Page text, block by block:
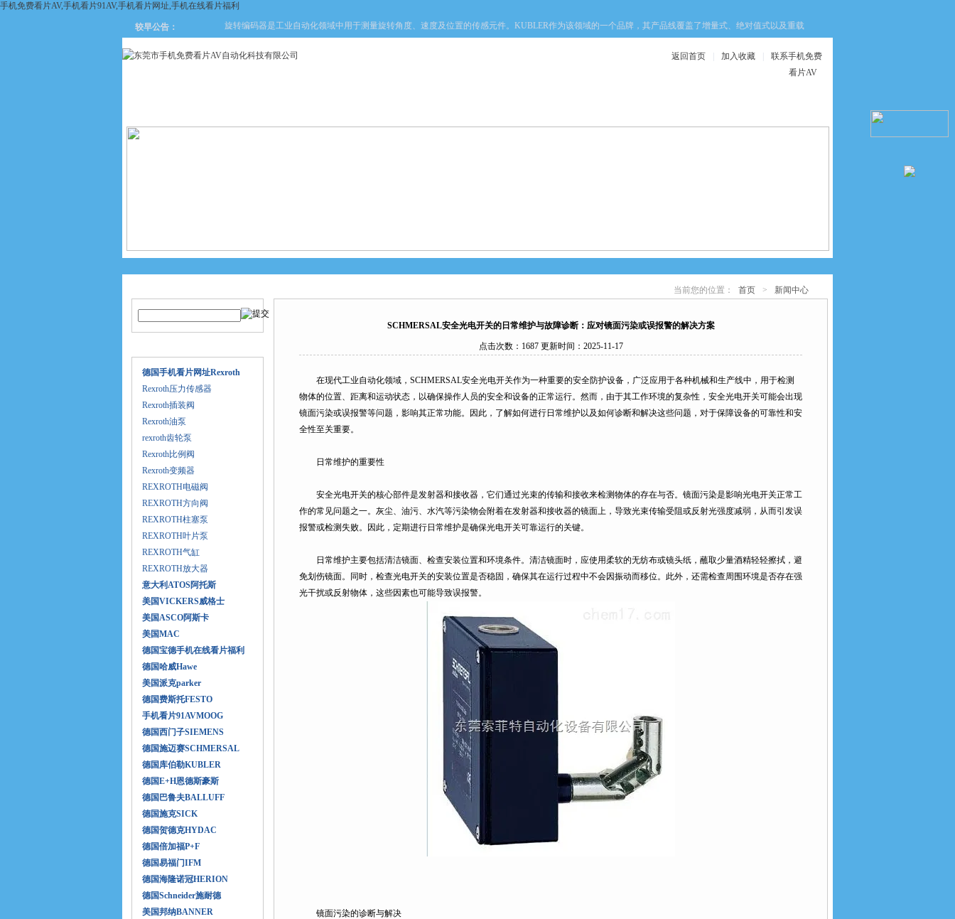
手机免费看片AV,手机看片91AV,手机看片网址,手机在线看片福利
较早公告： 旋转编码器是工业自动化领域中用于测量旋转角度、速度及位置的传感元件。KUBLER作为该领域的一个品牌，其产品线覆盖了增量式、绝对值式以及重载型等多种类型。对于现场工程师而言
返回首页 加入收藏
联系手机免费
看片AV
AV AV
德国手机看片网址Rexroth
Rexroth压力传感器
Rexroth插装阀
Rexroth油泵
rexroth齿轮泵
Rexroth比例阀
Rexroth变频器
REXROTH电磁阀
REXROTH方向阀
REXROTH柱塞泵
REXROTH叶片泵
REXROTH气缸
REXROTH放大器
意大利ATOS阿托斯
美国VICKERS威格士
美国ASCO阿斯卡
美国MAC
德国宝德手机在线看片福利
德国哈威Hawe
美国派克parker
德国费斯托FESTO
手机看片91AVMOOG
德国西门子SIEMENS
德国施迈赛SCHMERSAL
德国库伯勒KUBLER
德国E+H恩德斯豪斯
德国巴鲁夫BALLUFF
德国施克SICK
德国贺德克HYDAC
德国倍加福P+F
德国易福门IFM
德国海隆诺冠HERION
德国Schneider施耐德
美国邦纳BANNER
当前您的位置： 首页 > 新闻中心
SCHMERSAL安全光电开关的日常维护与故障诊断：应对镜面污染或误报警的解决方案
点击次数：1687 更新时间：2025-11-17
在现代工业自动化领域，SCHMERSAL安全光电开关作为一种重要的安全防护设备，广泛应用于各种机械和生产线中，用于检测
物体的位置、距离和运动状态，以确保操作人员的安全和设备的正常运行。然而，由于其工作环境的复杂性，安全光电开关可能会出现
镜面污染或误报警等问题，影响其正常功能。因此，了解如何进行日常维护以及如何诊断和解决这些问题，对于保障设备的可靠性和安
全性至关重要。
日常维护的重要性
安全光电开关的核心部件是发射器和接收器，它们通过光束的传输和接收来检测物体的存在与否。镜面污染是影响光电开关正常工
作的常见问题之一。灰尘、油污、水汽等污染物会附着在发射器和接收器的镜面上，导致光束传输受阻或反射光强度减弱，从而引发误
报警或检测失败。因此，定期进行日常维护是确保光电开关可靠运行的关键。
日常维护主要包括清洁镜面、检查安装位置和环境条件。清洁镜面时，应使用柔软的无纺布或镜头纸，蘸取少量酒精轻轻擦拭，避
免划伤镜面。同时，检查光电开关的安装位置是否稳固，确保其在运行过程中不会因振动而移位。此外，还需检查周围环境是否存在强
光干扰或反射物体，这些因素也可能导致误报警。
镜面污染的诊断与解决